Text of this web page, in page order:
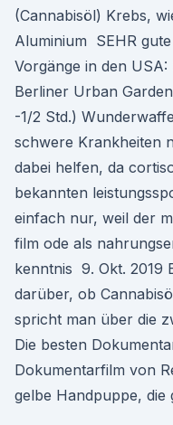
(Cannabisöl) Krebs,
Aluminium SEHR
Vorgänge in den
Berliner Urban
-1/2 Std.)
schwere Krankheiten
dabei helfen, da
bekannten
einfach nur, weil der
film ode als
kenntnis 9. Okt. 2019
darüber, ob
spricht man über die
Die besten
Dokumentarfilm von
gelbe Handpuppe,